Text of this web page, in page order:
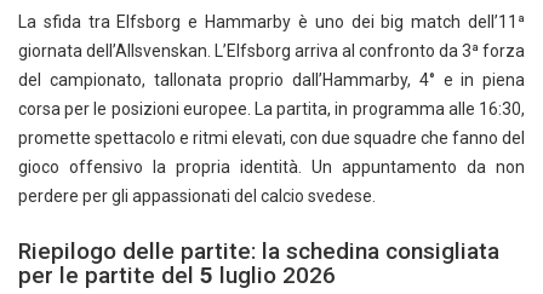
La sfida tra Elfsborg e Hammarby è uno dei big match dell’11ª
giornata dell’Allsvenskan. L’Elfsborg arriva al confronto da 3ª forza
del campionato, tallonata proprio dall’Hammarby, 4° e in piena
corsa per le posizioni europee. La partita, in programma alle 16:30,
promette spettacolo e ritmi elevati, con due squadre che fanno del
gioco offensivo la propria identità. Un appuntamento da non
perdere per gli appassionati del calcio svedese.
Riepilogo delle partite: la schedina consigliata
per le partite del 5 luglio 2026